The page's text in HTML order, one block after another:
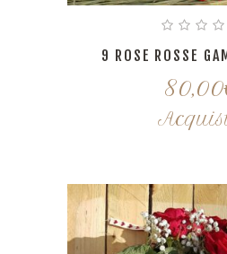
9 ROSE ROSSE
80,00